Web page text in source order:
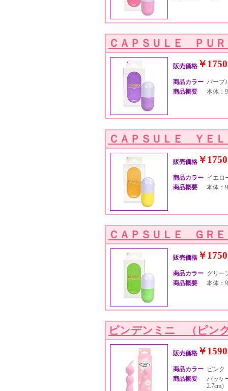
ＣＡＰＳＵＬＥ ＰＵＲ
販売価格 ￥1750
商品カラー パープ
商品概要
本体
ＣＡＰＳＵＬＥ ＹＥＬ
販売価格 ￥1750
商品カラー イエロ
商品概要
本体
ＣＡＰＳＵＬＥ ＧＲＥ
販売価格 ￥1750
商品カラー グリー
商品概要
本体
ピンデンミニ （ピン
販売価格 ￥1590
商品カラー ピンク
商品概要
パッケ
2.7cm